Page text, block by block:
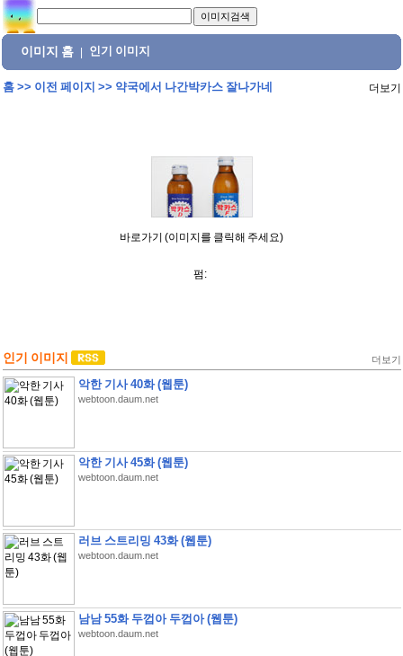
이미지 홈 인기 이미지
홈>> 이전 페이지 >> 약국에서 나간박카스 잘나가네 더보기
바로가기 (이미지를 클릭해 주세요)
펌:
인기 이미지 더보기
악한 기사 40화 (웹툰)
webtoon.daum.net
악한 기사 45화 (웹툰)
webtoon.daum.net
러브 스트리밍 43화 (웹툰)
webtoon.daum.net
남남 55화 두껍아 두껍아 (웹툰)
webtoon.daum.net